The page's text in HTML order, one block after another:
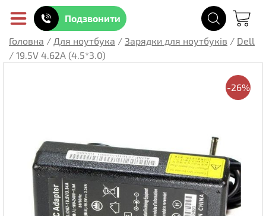
Подзвонити
Головна / Для ноутбука / Зарядки для ноутбуків / Dell
/ 19.5V 4.62A (4.5*3.0)
-26%